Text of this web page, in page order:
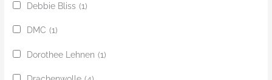
Debbie Bliss (1)
DMC (1)
Dorothee Lehnen (1)